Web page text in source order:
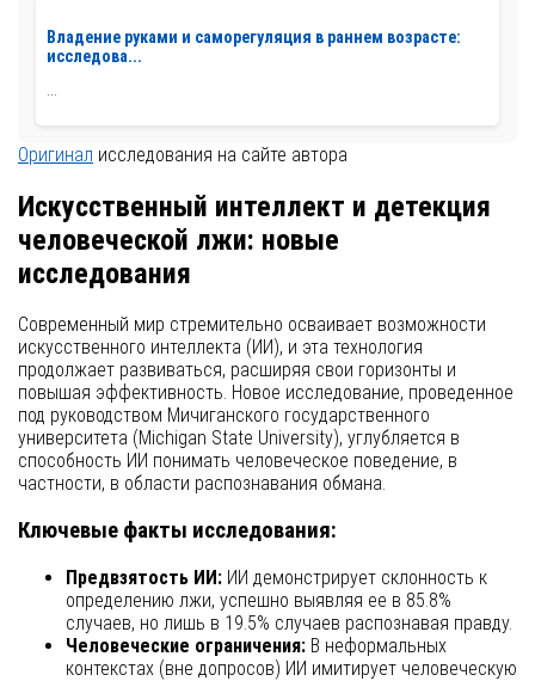
Владение руками и саморегуляция в раннем возрасте:
исследова...
Оригинал исследования на сайте автора
Искусственный интеллект и детекция
человеческой лжи: новые
исследования
Современный мир стремительно осваивает возможности
искусственного интеллекта (ИИ), и эта технология
продолжает развиваться, расширяя свои горизонты и
повышая эффективность. Новое исследование, проведенное
под руководством Мичиганского государственного
университета (Michigan State University), углубляется в
способность ИИ понимать человеческое поведение, в
частности, в области распознавания обмана.
Ключевые факты исследования:
Предвзятость ИИ: ИИ демонстрирует склонность к
определению лжи, успешно выявляя ее в 85.8%
случаев, но лишь в 19.5% случаев распознавая правду.
Человеческие ограничения: В неформальных
контекстах (вне допросов) ИИ имитирует человеческую